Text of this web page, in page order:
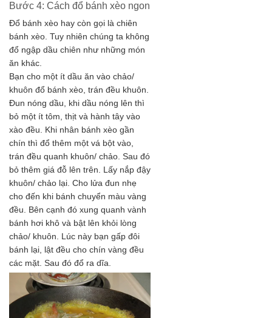
Bước 4: Cách đổ bánh xèo ngon
Đổ bánh xèo hay còn gọi là chiên
bánh xèo. Tuy nhiên chúng ta không
đổ ngập dầu chiên như những món
ăn khác.
Bạn cho một ít dầu ăn vào chảo/
khuôn đổ bánh xèo, trán đều khuôn.
Đun nóng dầu, khi dầu nóng lên thì
bỏ một ít tôm, thịt và hành tây vào
xào đều. Khi nhân bánh xèo gần
chín thì đổ thêm một vá bột vào,
trán đều quanh khuôn/ chảo. Sau đó
bỏ thêm giá đỗ lên trên. Lấy nắp đậy
khuôn/ chảo lại. Cho lửa đun nhẹ
cho đến khi bánh chuyển màu vàng
đều. Bên cạnh đó xung quanh vành
bánh hơi khô và bật lên khỏi lòng
chảo/ khuôn. Lúc này bạn gấp đôi
bánh lại, lật đều cho chín vàng đều
các mặt. Sau đó đổ ra dĩa.